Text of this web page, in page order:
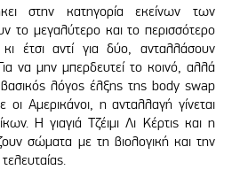
στην κατηγορία εκείνων των
το μεγαλύτερο και το περισσότερο
κι έτσι αντί για δύο, ανταλλάσουν
να μην μπερδευτεί το κοινό, αλλά
λόγος έλξης της body swap
Αμερικάνοι, η ανταλλαγή γίνεται
Η γιαγιά Τζέιμι Λι Κέρτις και η
σώματα με τη βιολογική και την